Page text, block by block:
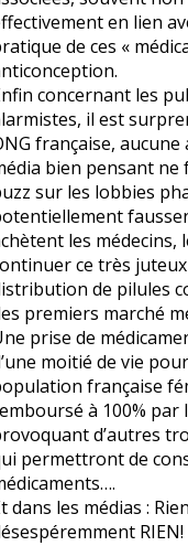
en lien
de ces «
concernant les
il est
française, aucune
bien pensant ne
sur les lobbies
les médecins,
ce très
de pilules
premiers marché
prise de
moitié de vie
française
à 100% par
d’autres
permettront de
dans les médias :
RIEN!